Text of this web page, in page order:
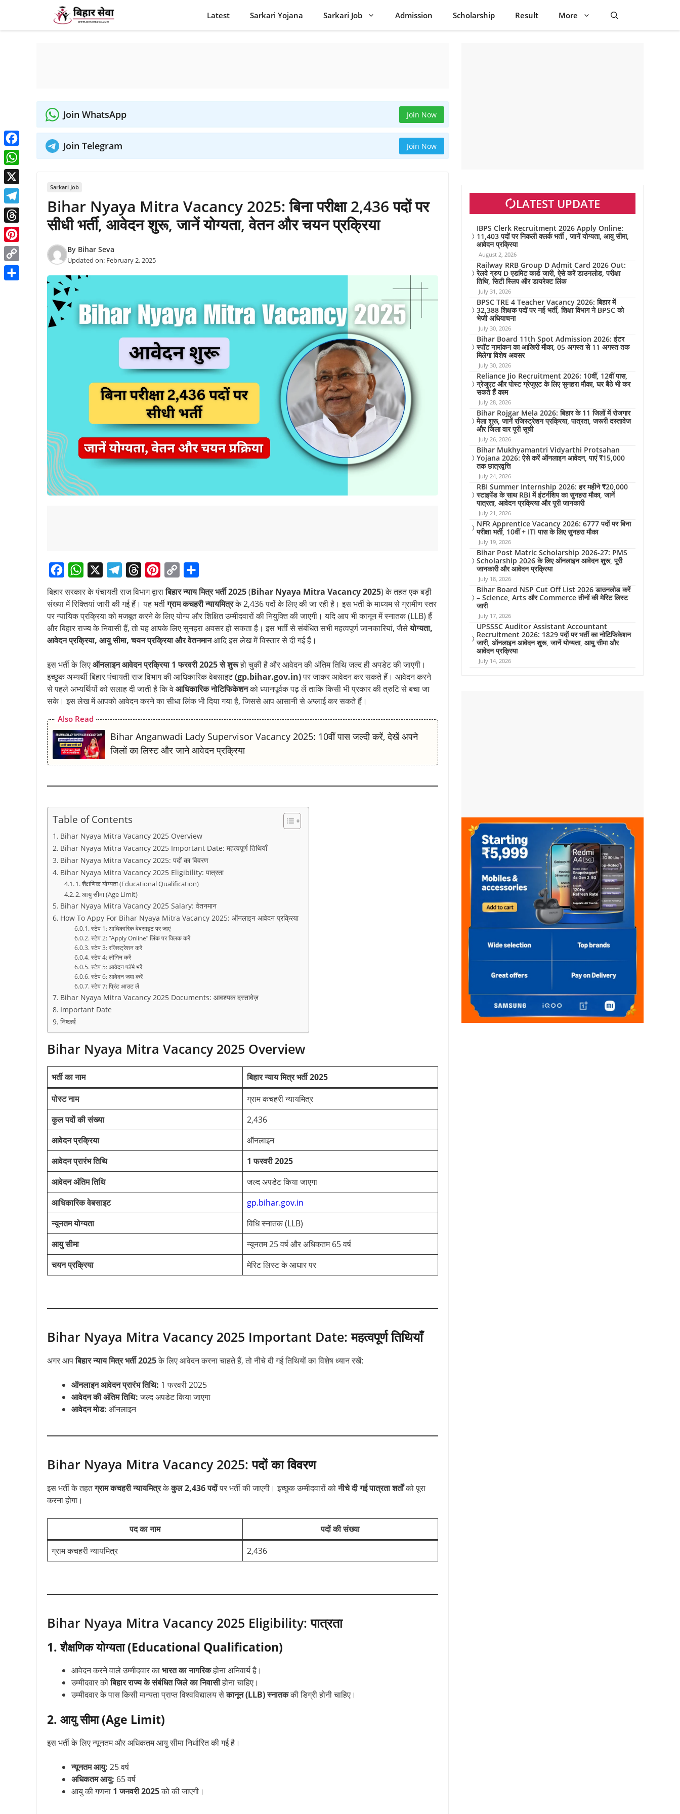
content
Latest Sarkari Yojana Sarkari Job Admission Scholarship Result More
Join WhatsApp Join Now
Join Telegram Join Now
Sarkari Job
Bihar Nyaya Mitra Vacancy 2025: बिना परीक्षा 2,436 पदों पर
सीधी भर्ती, आवेदन शुरू, जानें योग्यता, वेतन और चयन प्रक्रिया
By Bihar Seva
Updated on: February 2, 2025
F
a
c
e
b
o
o
k
h
a
t
s
A
p
p
X
e
l
e
g
r
a
m
h
r
e
a
d
s
i
n
t
e
r
e
s
t
C
o
p
y
L
i
n
k
h
a
r
e
बिहार सरकार के पंचायती राज विभाग द्वाराबिहार न्याय मित्र भर्ती 2025(Bihar Nyaya Mitra Vacancy 2025) के तहत एक बड़ी
संख्या में रिक्तियां जारी की गई हैं। यह भर्तीग्राम कचहरी न्यायमित्रके 2,436 पदों के लिए की जा रही है। इस भर्ती के माध्यम से ग्रामीण स्तर
पर न्यायिक प्रक्रिया को मजबूत करने के लिए योग्य और शिक्षित उम्मीदवारों की नियुक्ति की जाएगी। यदि आप भी कानून में स्नातक (LLB) हैं
और बिहार राज्य के निवासी हैं, तो यह आपके लिए सुनहरा अवसर हो सकता है। इस भर्ती से संबंधित सभी महत्वपूर्ण जानकारियां, जैसेयोग्यता,
आवेदन प्रक्रिया, आयु सीमा, चयन प्रक्रिया और वेतनमानआदि इस लेख में विस्तार से दी गई हैं।
इस भर्ती के लिएऑनलाइन आवेदन प्रक्रिया 1 फरवरी 2025 से शुरूहो चुकी है और आवेदन की अंतिम तिथि जल्द ही अपडेट की जाएगी।
इच्छुक अभ्यर्थी बिहार पंचायती राज विभाग की आधिकारिक वेबसाइट(gp.bihar.gov.in)पर जाकर आवेदन कर सकते हैं। आवेदन करने
से पहले अभ्यर्थियों को सलाह दी जाती है कि वेआधिकारिक नोटिफिकेशनको ध्यानपूर्वक पढ़ लें ताकि किसी भी प्रकार की त्रुटि से बचा जा
सके। इस लेख में आपको आवेदन करने का सीधा लिंक भी दिया गया है, जिससे आप आसानी से अप्लाई कर सकते हैं।
Also Read
Bihar Anganwadi Lady Supervisor Vacancy 2025: 10वीं पास जल्दी करें, देखें अपने
जिलों का लिस्ट और जाने आवेदन प्रक्रिया
Table of Contents
Bihar Nyaya Mitra Vacancy 2025 Overview
Bihar Nyaya Mitra Vacancy 2025 Important Date: महत्वपूर्ण तिथियाँ
Bihar Nyaya Mitra Vacancy 2025: पदों का विवरण
Bihar Nyaya Mitra Vacancy 2025 Eligibility: पात्रता
1. शैक्षणिक योग्यता (Educational Qualification)
2. आयु सीमा (Age Limit)
Bihar Nyaya Mitra Vacancy 2025 Salary: वेतनमान
How To Appy For Bihar Nyaya Mitra Vacancy 2025: ऑनलाइन आवेदन प्रक्रिया
स्टेप 1: आधिकारिक वेबसाइट पर जाएं
स्टेप 2: “Apply Online” लिंक पर क्लिक करें
स्टेप 3: रजिस्ट्रेशन करें
स्टेप 4: लॉगिन करें
स्टेप 5: आवेदन फॉर्म भरें
स्टेप 6: आवेदन जमा करें
स्टेप 7: प्रिंट आउट लें
Bihar Nyaya Mitra Vacancy 2025 Documents: आवश्यक दस्तावेज़
Important Date
निष्कर्ष
Bihar Nyaya Mitra Vacancy 2025 Overview
भर्ती का नाम
बिहार न्याय मित्र भर्ती 2025
पोस्ट नाम
ग्राम कचहरी न्यायमित्र
कुल पदों की संख्या
2,436
आवेदन प्रक्रिया
ऑनलाइन
आवेदन प्रारंभ तिथि
1 फरवरी 2025
आवेदन अंतिम तिथि
जल्द अपडेट किया जाएगा
आधिकारिक वेबसाइट
gp.bihar.gov.in
न्यूनतम योग्यता
विधि स्नातक (LLB)
आयु सीमा
न्यूनतम 25 वर्ष और अधिकतम 65 वर्ष
चयन प्रक्रिया
मेरिट लिस्ट के आधार पर
Bihar Nyaya Mitra Vacancy 2025 Important Date: महत्वपूर्ण तिथियाँ
अगर आपबिहार न्याय मित्र भर्ती 2025के लिए आवेदन करना चाहते हैं, तो नीचे दी गई तिथियों का विशेष ध्यान रखें:
ऑनलाइन आवेदन प्रारंभ तिथि: 1 फरवरी 2025
आवेदन की अंतिम तिथि:जल्द अपडेट किया जाएगा
आवेदन मोड: ऑनलाइन
Bihar Nyaya Mitra Vacancy 2025: पदों का विवरण
इस भर्ती के तहतग्राम कचहरी न्यायमित्रकेकुल 2,436 पदोंपर भर्ती की जाएगी। इच्छुक उम्मीदवारों कोनीचे दी गई पात्रता शर्तोंको पूरा
करना होगा।
पद का नाम
पदों की संख्या
ग्राम कचहरी न्यायमित्र
2,436
Bihar Nyaya Mitra Vacancy 2025 Eligibility: पात्रता
1. शैक्षणिक योग्यता (Educational Qualification)
आवेदन करने वाले उम्मीदवार काभारत का नागरिकहोना अनिवार्य है।
उम्मीदवार कोबिहार राज्य के संबंधित जिले का निवासीहोना चाहिए।
उम्मीदवार के पास किसी मान्यता प्राप्त विश्वविद्यालय सेकानून (LLB) स्नातककी डिग्री होनी चाहिए।
2. आयु सीमा (Age Limit)
इस भर्ती के लिए न्यूनतम और अधिकतम आयु सीमा निर्धारित की गई है।
न्यूनतम आयु: 25 वर्ष
अधिकतम आयु: 65 वर्ष
आयु की गणना 1 जनवरी 2025को की जाएगी।
LATEST UPDATE
IBPS Clerk Recruitment 2026 Apply Online:
11,403 पदों पर निकली क्लर्क भर्ती , जानें योग्यता, आयु सीमा,
आवेदन प्रक्रिया
August 2, 2026
Railway RRB Group D Admit Card 2026 Out:
रेलवे ग्रुप D एडमिट कार्ड जारी, ऐसे करें डाउनलोड, परीक्षा
तिथि, सिटी स्लिप और डायरेक्ट लिंक
July 31, 2026
BPSC TRE 4 Teacher Vacancy 2026: बिहार में
32,388 शिक्षक पदों पर नई भर्ती, शिक्षा विभाग ने BPSC को
भेजी अधियाचना
July 30, 2026
Bihar Board 11th Spot Admission 2026: इंटर
स्पॉट नामांकन का आखिरी मौका, 05 अगस्त से 11 अगस्त तक
मिलेगा विशेष अवसर
July 30, 2026
Reliance Jio Recruitment 2026: 10वीं, 12वीं पास,
ग्रेजुएट और पोस्ट ग्रेजुएट के लिए सुनहरा मौका, घर बैठे भी कर
सकते हैं काम
July 28, 2026
Bihar Rojgar Mela 2026: बिहार के 11 जिलों में रोजगार
मेला शुरू, जानें रजिस्ट्रेशन प्रक्रिया, पात्रता, जरूरी दस्तावेज
और जिला वार पूरी सूची
July 26, 2026
Bihar Mukhyamantri Vidyarthi Protsahan
Yojana 2026: ऐसे करें ऑनलाइन आवेदन, पाएं ₹15,000
तक छात्रवृत्ति
July 24, 2026
RBI Summer Internship 2026: हर महीने ₹20,000
स्टाइपेंड के साथ RBI में इंटर्नशिप का सुनहरा मौका, जानें
पात्रता, आवेदन प्रक्रिया और पूरी जानकारी
July 21, 2026
NFR Apprentice Vacancy 2026: 6777 पदों पर बिना
परीक्षा भर्ती, 10वीं + ITI पास के लिए सुनहरा मौका
July 19, 2026
Bihar Post Matric Scholarship 2026-27: PMS
Scholarship 2026 के लिए ऑनलाइन आवेदन शुरू, पूरी
जानकारी और आवेदन प्रक्रिया
July 18, 2026
Bihar Board NSP Cut Off List 2026 डाउनलोड करें
– Science, Arts और Commerce तीनों की मेरिट लिस्ट
जारी
July 17, 2026
UPSSSC Auditor Assistant Accountant
Recruitment 2026: 1829 पदों पर भर्ती का नोटिफिकेशन
जारी, ऑनलाइन आवेदन शुरू, जानें योग्यता, आयु सीमा और
आवेदन प्रक्रिया
July 14, 2026
Facebook
WhatsApp
X
Telegram
Threads
Pinterest
Copy
Link